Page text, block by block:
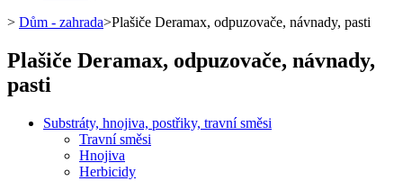
> Dům - zahrada>Plašiče Deramax, odpuzovače, návnady, pasti
Plašiče Deramax, odpuzovače, návnady,
pasti
Substráty, hnojiva, postřiky, travní směsi
Travní směsi
Hnojiva
Herbicidy